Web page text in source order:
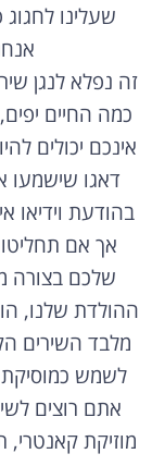
שעלינו
זה נפלא לנגן
כמה החיים
אינכם יכולים
דאגו שישמעו
בהודעת וידיאו
אך אם
שלכם בצורה
ההולדת שלנו,
מלבד השירים
לשמש כמוסיקת
אתם רוצים
מוזיקת